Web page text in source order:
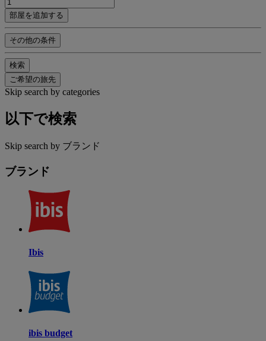
部屋を追加する
その他の条件
検索
ご希望の旅先
Skip search by categories
以下で検索
Skip search by ブランド
ブランド
Ibis
ibis budget